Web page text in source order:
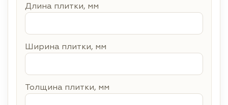
Длина плитки, мм
Ширина плитки, мм
Толщина плитки, мм